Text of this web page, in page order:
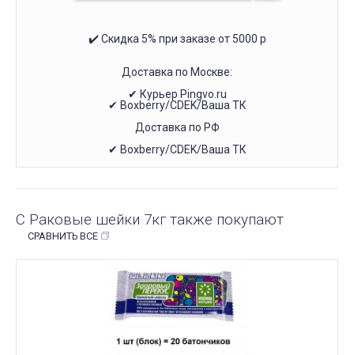
✔️ Скидка 5% при заказе от 5000 р
Доставка по Москве:
✔ Курьер Pingvo.ru
✔ Boxberry/CDEK/Ваша ТК
Доставка по РФ
✔ Boxberry/CDEK/Ваша ТК
С Раковые шейки 7кг также покупают
СРАВНИТЬ ВСЕ